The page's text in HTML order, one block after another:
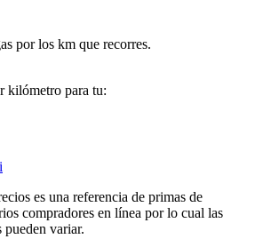
por los km que recorres.
kilómetro para tu:
es una referencia de primas de
compradores en línea por lo cual las
pueden variar.